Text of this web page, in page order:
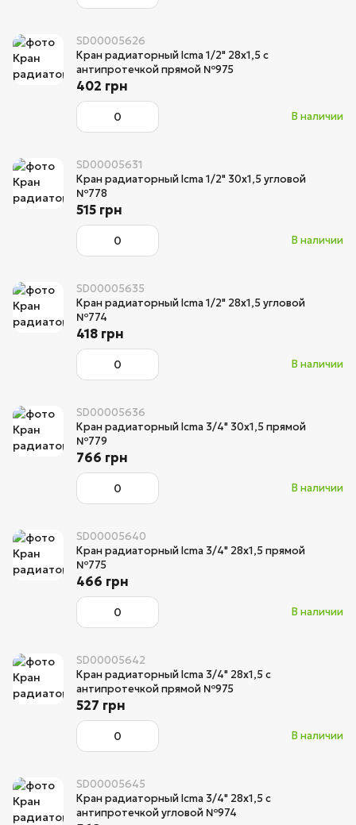
SD00005626
Кран радиаторный Icma 1/2" 28х1,5 с
антипротечкой прямой №975
В наличии
402 грн
SD00005631
Кран радиаторный Icma 1/2" 30х1,5 угловой
№778
В наличии
515 грн
SD00005635
Кран радиаторный Icma 1/2" 28х1,5 угловой
№774
В наличии
418 грн
SD00005636
Кран радиаторный Icma 3/4" 30х1,5 прямой
№779
В наличии
766 грн
SD00005640
Кран радиаторный Icma 3/4" 28х1,5 прямой
№775
В наличии
466 грн
SD00005642
Кран радиаторный Icma 3/4" 28х1,5 с
антипротечкой прямой №975
В наличии
527 грн
SD00005645
Кран радиаторный Icma 3/4" 28х1,5 с
антипротечкой угловой №974